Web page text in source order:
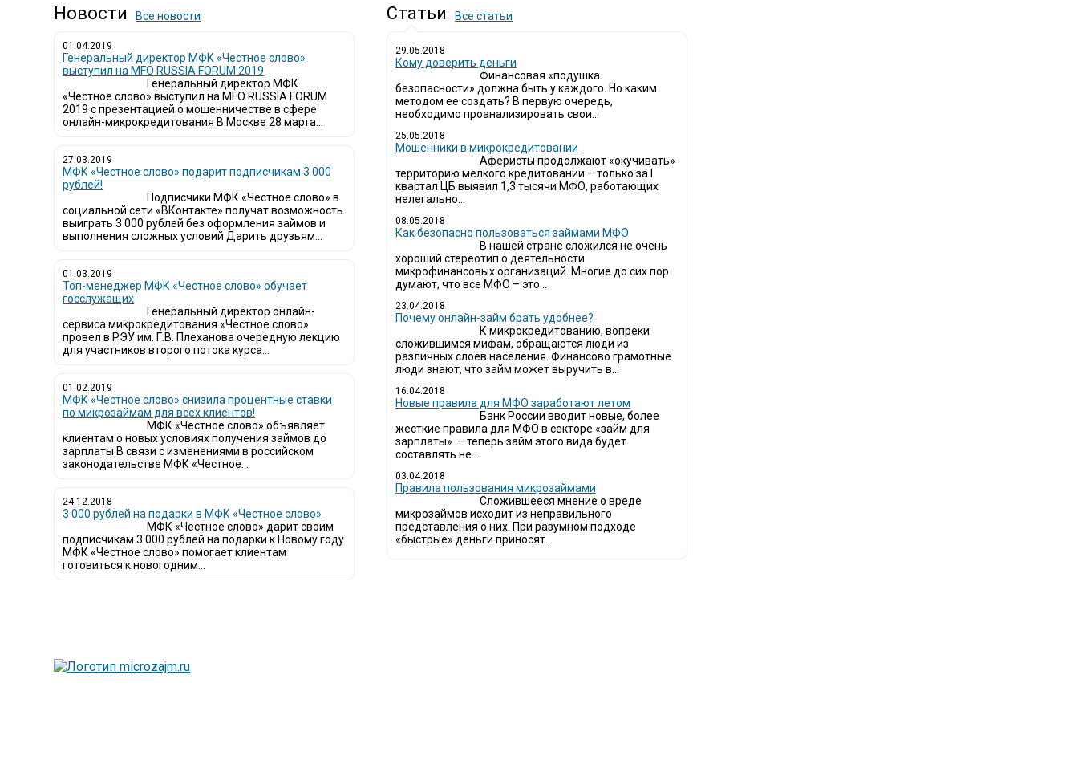
Новости Все новости
01.04.2019
Генеральный директор МФК «Честное слово»
выступил на MFO RUSSIA FORUM 2019
Генеральный директор МФК
«Честное слово» выступил на MFO RUSSIA FORUM
2019 с презентацией о мошенничестве в сфере
онлайн-микрокредитования В Москве 28 марта...
27.03.2019
МФК «Честное слово» подарит подписчикам 3 000
рублей!
Подписчики МФК «Честное слово» в
социальной сети «ВКонтакте» получат возможность
выиграть 3 000 рублей без оформления займов и
выполнения сложных условий Дарить друзьям...
01.03.2019
Топ-менеджер МФК «Честное слово» обучает
госслужащих
Генеральный директор онлайн-
сервиса микрокредитования «Честное слово»
провел в РЭУ им. Г.В. Плеханова очередную лекцию
для участников второго потока курса...
01.02.2019
МФК «Честное слово» снизила процентные ставки
по микрозаймам для всех клиентов!
МФК «Честное слово» объявляет
клиентам о новых условиях получения займов до
зарплаты В связи с изменениями в российском
законодательстве МФК «Честное...
24.12.2018
3 000 рублей на подарки в МФК «Честное слово»
МФК «Честное слово» дарит своим
подписчикам 3 000 рублей на подарки к Новому году
МФК «Честное слово» помогает клиентам
готовиться к новогодним...
Статьи Все статьи
29.05.2018
Кому доверить деньги
Финансовая «подушка
безопасности» должна быть у каждого. Но каким
методом ее создать? В первую очередь,
необходимо проанализировать свои...
25.05.2018
Мошенники в микрокредитовании
Аферисты продолжают «окучивать»
территорию мелкого кредитовании – только за I
квартал ЦБ выявил 1,3 тысячи МФО, работающих
нелегально...
08.05.2018
Как безопасно пользоваться займами МФО
В нашей стране сложился не очень
хороший стереотип о деятельности
микрофинансовых организаций. Многие до сих пор
думают, что все МФО – это...
23.04.2018
Почему онлайн-займ брать удобнее?
К микрокредитованию, вопреки
сложившимся мифам, обращаются люди из
различных слоев населения. Финансово грамотные
люди знают, что займ может выручить в...
16.04.2018
Новые правила для МФО заработают летом
Банк России вводит новые, более
жесткие правила для МФО в секторе «займ для
зарплаты» – теперь займ этого вида будет
составлять не...
03.04.2018
​Правила пользования микрозаймами
Сложившееся мнение о вреде
микрозаймов исходит из неправильного
представления о них. При разумном подходе
«быстрые» деньги приносят...